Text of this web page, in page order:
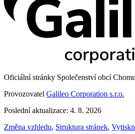
Oficiální stránky Společenství obcí
Provozovatel Galileo Corporation s.r.o.
Poslední aktualizace: 4. 8. 2026
Změna vzhledu, Struktura stránek,